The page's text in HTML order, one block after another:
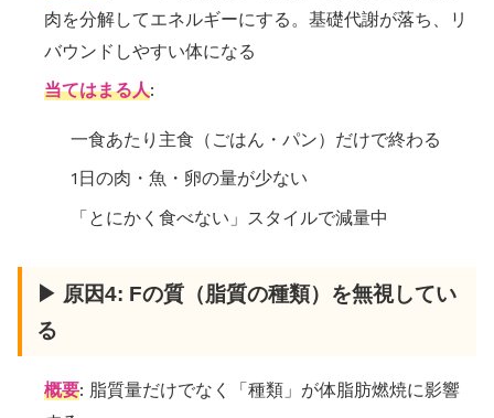
肉を分解してエネルギーにする。基礎代謝が落ち、リ
バウンドしやすい体になる
当てはまる人:
一食あたり主食（ごはん・パン）だけで終わる
1日の肉・魚・卵の量が少ない
「とにかく食べない」スタイルで減量中
▶ 原因4: Fの質（脂質の種類）を無視してい
る
概要: 脂質量だけでなく「種類」が体脂肪燃焼に影響